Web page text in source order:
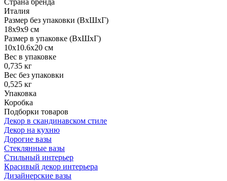
Италия
Размер без упаковки (ВхШхГ)
18x9x9 см
Размер в упаковке (ВхШхГ)
10x10.6x20 см
Вес в упаковке
0,735 кг
Вес без упаковки
0,525 кг
Упаковка
Коробка
Подборки товаров
Декор в скандинавском стиле
Декор на кухню
Дорогие вазы
Стеклянные вазы
Стильный интерьер
Красивый декор интерьера
Дизайнерские вазы